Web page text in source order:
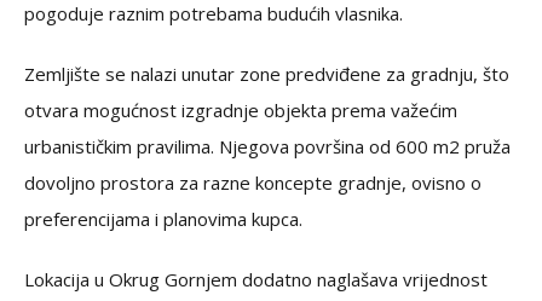
pogoduje raznim potrebama budućih vlasnika.
Zemljište se nalazi unutar zone predviđene za gradnju, što
otvara mogućnost izgradnje objekta prema važećim
urbanističkim pravilima. Njegova površina od 600 m2 pruža
dovoljno prostora za razne koncepte gradnje, ovisno o
preferencijama i planovima kupca.
Lokacija u Okrug Gornjem dodatno naglašava vrijednost